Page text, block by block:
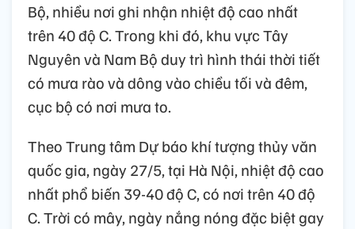
Bộ, nhiều nơi ghi nhận nhiệt độ cao nhất
trên 40 độ C. Trong khi đó, khu vực Tây
Nguyên và Nam Bộ duy trì hình thái thời tiết
có mưa rào và dông vào chiều tối và đêm,
cục bộ có nơi mưa to.
Theo Trung tâm Dự báo khí tượng thủy văn
quốc gia, ngày 27/5, tại Hà Nội, nhiệt độ cao
nhất phổ biến 39-40 độ C, có nơi trên 40 độ
C. Trời có mây, ngày nắng nóng đặc biệt gay